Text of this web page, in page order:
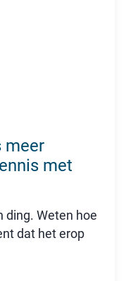
meer
met
ding. Weten hoe
dat het erop